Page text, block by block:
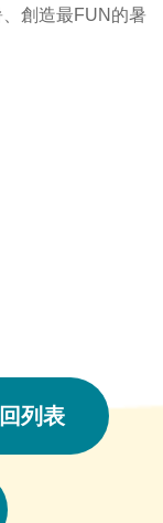
創造最FUN的暑
回列表